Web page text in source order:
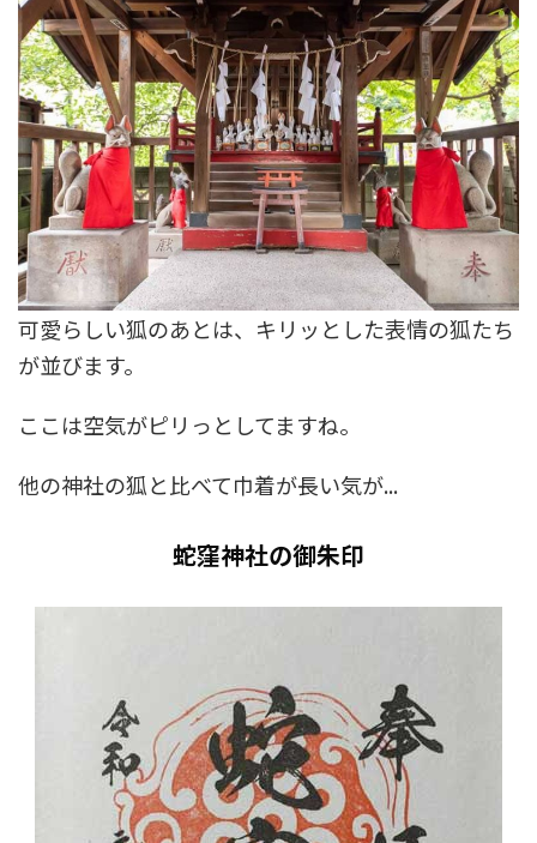
可愛らしい狐のあとは、キリッとした表情の狐たち
が並びます。
ここは空気がピリっとしてますね。
他の神社の狐と比べて巾着が長い気が...
蛇窪神社の御朱印